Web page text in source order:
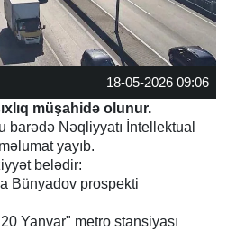
18-05-2026 09:06
müşahidə olunur.
barədə Nəqliyyatı İntellektual
yayıb.
belədir:
Bünyadov prospekti
Yanvar" metro stansiyası